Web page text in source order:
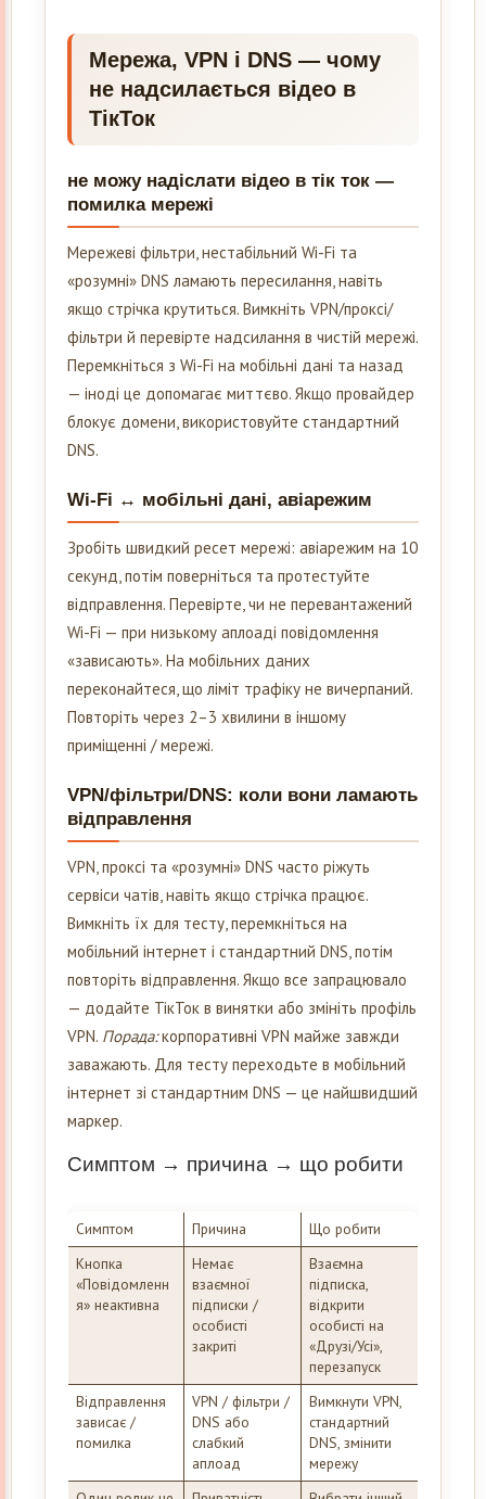
Мережа, VPN і DNS — чому
не надсилається відео в
ТікТок
не можу надіслати відео в тік ток —
помилка мережі
Мережеві фільтри, нестабільний Wi-Fi та
«розумні» DNS ламають пересилання, навіть
якщо стрічка крутиться. Вимкніть VPN/проксі/
фільтри й перевірте надсилання в чистій мережі.
Перемкніться з Wi-Fi на мобільні дані та назад
— іноді це допомагає миттєво. Якщо провайдер
блокує домени, використовуйте стандартний
DNS.
Wi-Fi ↔ мобільні дані, авіарежим
Зробіть швидкий ресет мережі: авіарежим на 10
секунд, потім поверніться та протестуйте
відправлення. Перевірте, чи не перевантажений
Wi-Fi — при низькому аплоаді повідомлення
«зависають». На мобільних даних
переконайтеся, що ліміт трафіку не вичерпаний.
Повторіть через 2–3 хвилини в іншому
приміщенні / мережі.
VPN/фільтри/DNS: коли вони ламають
відправлення
VPN, проксі та «розумні» DNS часто ріжуть
сервіси чатів, навіть якщо стрічка працює.
Вимкніть їх для тесту, перемкніться на
мобільний інтернет і стандартний DNS, потім
повторіть відправлення. Якщо все запрацювало
— додайте ТікТок в винятки або змініть профіль
VPN. Порада:корпоративні VPN майже завжди
заважають. Для тесту переходьте в мобільний
інтернет зі стандартним DNS — це найшвидший
маркер.
Симптом → причина → що робити
Симптом Причина
Що робити
Кнопка
«Повідомленн
я» неактивна
Немає
взаємної
підписки /
особисті
закриті
Взаємна
підписка,
відкрити
особисті на
«Друзі/Усі»,
перезапуск
Відправлення
зависає /
помилка
VPN / фільтри /
DNS або
слабкий
аплоад
Вимкнути VPN,
стандартний
DNS, змінити
мережу